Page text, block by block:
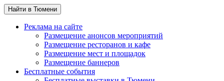
Найти в Тюмени
Реклама на сайте
Размещение анонсов мероприятий
Размещение ресторанов и кафе
Размещение мест и площадок
Размещение баннеров
Бесплатные события